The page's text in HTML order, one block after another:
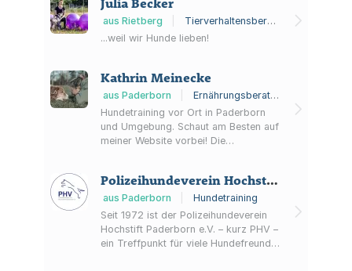
Julia Becker
aus Rietberg
Tierverhaltensberatung, Hundeschule, Hundetraining
...weil wir Hunde lieben!
Kathrin Meinecke
aus Paderborn
Ernährungsberater für Tiere, Hundeschule, Hundetraining
Hundetraining vor Ort in Paderborn
und Umgebung. Schaut am Besten auf
meiner Website vorbei! Die
Ernährungsberatung an. Wieso online?
Um den Aufwand für dich und mich
so gering wie möglich zu halten.
Heutzutage kann man durch Fotos
und Videos unheimlich viel auch online
Polizeihundeverein Hochstift Paderborn e.V.
aus Paderborn
Hundetraining
Seit 1972 ist der Polizeihundeverein
Hochstift Paderborn e.V. – kurz PHV –
ein Treffpunkt für viele Hundefreunde